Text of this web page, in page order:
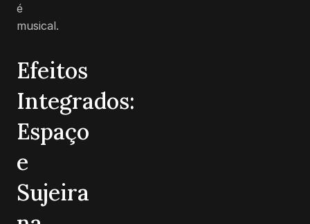
é
musical.
Efeitos
Integrados:
Espaço
e
Sujeira